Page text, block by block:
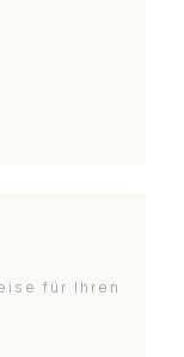
für Ihren